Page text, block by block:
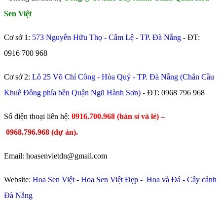
Sen Việt
Cơ sở 1: 573 Nguyễn Hữu Thọ - Cẩm Lệ - TP. Đà Nẵng - ĐT:
0916 700 968
Cơ sở 2: Lô 25 Võ Chí Công - Hòa Quý - TP. Đà Nẵng (Chân Cầu
Khuê Đông phía bên Quận Ngũ Hành Sơn) - ĐT: 0968 796 968
​Số điện thoại liên hệ: 0916.700.968 (bán sỉ và lẻ) –
0968.796.968 (dự án).
Email: hoasenvietdn@gmail.com
Website: Hoa Sen Việt - Hoa Sen Việt Đẹp - Hoa và Đá - Cây cảnh
Đà Nẵng